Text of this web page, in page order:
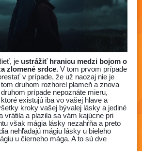
je ustrážiť hranicu medzi bojom o
zlomené srdce. V tom prvom prípade
v prípade, že už naozaj nie je
druhom rozhorel plameň a znova
prípade nepoznáte mieru,
existujú iba vo vašej hlave a
kroky vašej bývalej lásky a jediné
vrátila a plazila sa vám kajúcne pri
však mágia lásky nezahŕňa a preto
nehľadajú mágiu lásky u bieleho
u čierneho mága. A to sú dve